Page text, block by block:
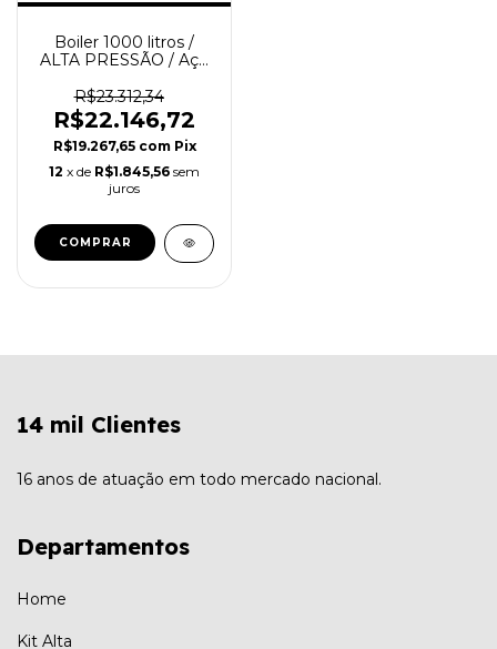
Boiler 1000 litros /
ALTA PRESSÃO / Aço
R$23.312,34
R$22.146,72
R$19.267,65 com Pix
12 x de R$1.845,56 sem
juros
14 mil Clientes
16 anos de atuação em todo mercado nacional.
Departamentos
Home
Kit Alta